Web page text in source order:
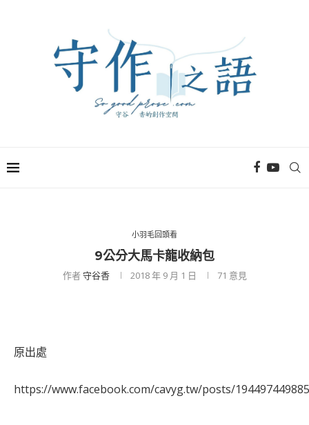
小羽毛回頭看
9公分大馬卡龍收納包
作者守谷香 2018 年 9 月 1 日 71 意見
原出處
https://www.facebook.com/cavyg.tw/posts/